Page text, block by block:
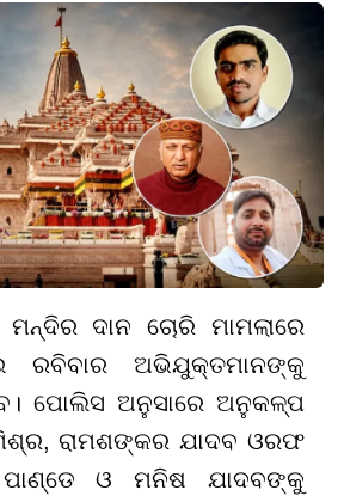
ମନ୍ଦିର ଦାନ ଚୋରି ମାମଲାରେ
ରବିବାର ଅଭିଯୁକ୍ତମାନଙ୍କୁ
ପୋଲିସ ଅନୁସାରେ ଅନୁକଳ୍ପ
ରାମଶଙ୍କର ଯାଦବ ଓରଫ
ଓ ମନିଷ ଯାଦବଙ୍କୁ